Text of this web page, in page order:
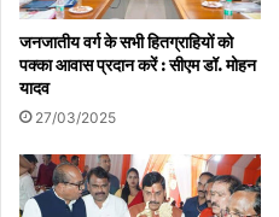
जनजातीय वर्ग के सभी हितग्राहियों को
पक्का आवास प्रदान करें : सीएम डॉ. मोहन
यादव
27/03/2025